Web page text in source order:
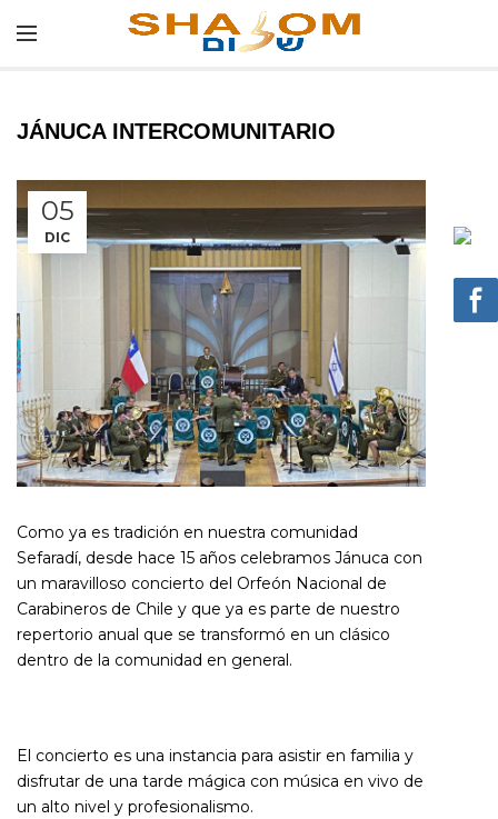
JÁNUCA INTERCOMUNITARIO
05
DIC
Como ya es tradición en nuestra comunidad
Sefaradí, desde hace 15 años celebramos Jánuca con
un maravilloso concierto del Orfeón Nacional de
Carabineros de Chile y que ya es parte de nuestro
repertorio anual que se transformó en un clásico
dentro de la comunidad en general.
El concierto es una instancia para asistir en familia y
disfrutar de una tarde mágica con música en vivo de
un alto nivel y profesionalismo.